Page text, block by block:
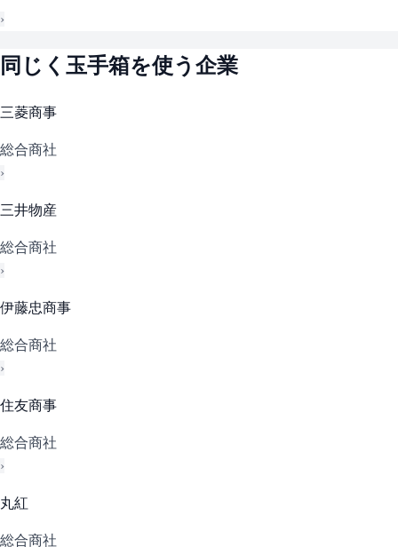
›
同じく 玉手箱を使う企業
三菱商事
総合商社
›
三井物産
総合商社
›
伊藤忠商事
総合商社
›
住友商事
総合商社
›
丸紅
総合商社